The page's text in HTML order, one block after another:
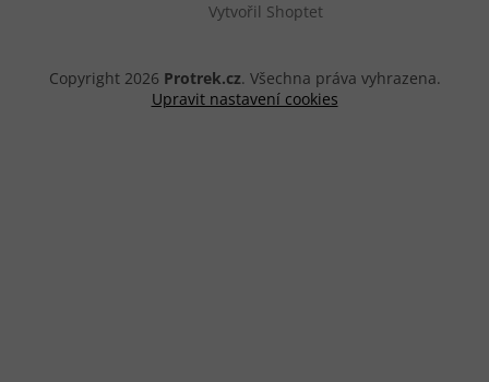
Vytvořil Shoptet
Copyright 2026 Protrek.cz. Všechna práva vyhrazena.
Upravit nastavení cookies